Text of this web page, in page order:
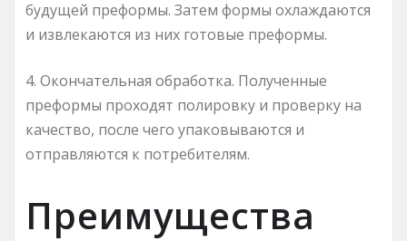
будущей преформы. Затем формы охлаждаются
и извлекаются из них готовые преформы.
4. Окончательная обработка. Полученные
преформы проходят полировку и проверку на
качество, после чего упаковываются и
отправляются к потребителям.
Преимущества